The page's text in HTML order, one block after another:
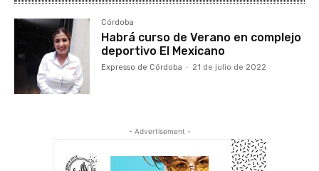
Córdoba
Habrá curso de Verano en complejo
deportivo El Mexicano
Expresso de Córdoba - 21 de julio de 2022
- Advertisement -